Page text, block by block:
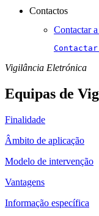
Contactos
Contactar
Contactar
Vigilância Eletrónica
Equipas de
Finalidade
Âmbito de aplicação
Modelo de intervenção
Vantagens
Informação específica